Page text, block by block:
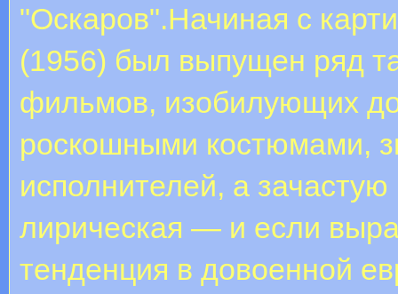
"Оскаров".Начиная с
(1956) был выпущен ряд
фильмов, изобилующих
роскошными костюмами,
исполнителей, а
лирическая — и если
тенденция в довоенной